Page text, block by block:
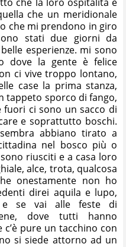
che un meridionale
che mi prendono in giro
stati due giorni da
esperienze. mi sono
dove la gente è felice
ci vive troppo lontano,
case la prima stanza,
tappeto sporco di fango,
ci sono un sacco di
e soprattutto boschi.
abbiano tirato a
nel bosco più o
riusciti e a casa loro
alce, trota, qualcosa
onestamente non ho
direi aquila e lupo,
e se vai alle feste di
dove tutti hanno
pure un tacchino con
si siede attorno ad un